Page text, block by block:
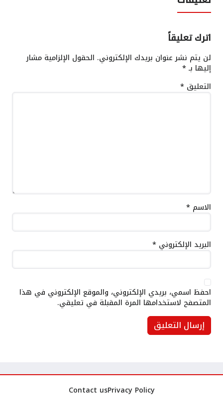
اترك تعليقاً
لن يتم نشر عنوان بريدك الإلكتروني. الحقول الإلزامية مشار
إليها بـ*
التعليق *
الاسم *
البريد الإلكتروني *
احفظ اسمي، بريدي الإلكتروني، والموقع الإلكتروني في هذا
المتصفح لاستخدامها المرة المقبلة في تعليقي.
Privacy Policy
Contact us